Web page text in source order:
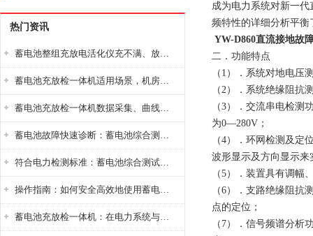
热门资讯
蓄电池整组充放电活化仪充不满、放不完怎么办？
蓄电池充放检一体机适用场景，机房基站变电站铅酸蓄电池维护检测应用
蓄电池充放检一体机数据采集、曲线分析与电池健康状态智能评估功能详解
蓄电池故障快速诊断：蓄电池综合测试仪判断落后电池的方法与标准
符合电力检测标准：蓄电池综合测试仪测试规范与精度校准方法详解
操作指南：如何安全高效地使用蓄电池智能活化仪？
蓄电池充放检一体机：在电力系统与储能设备中的创新应用，确保蓄电池性能与可靠性
成为电力系统对新一
频特性的详细分析平
YW-D860直流接地故
二．功能特点
（1）．系统对地电
（2）．系统绝缘阻
（3）．交流串电检
为0—280V；
（4）．环网检测及
波形显示及方向显示
（5）．装置具有调幅
（6）．支路绝缘阻
点的定位；
（7）．信号频谱分